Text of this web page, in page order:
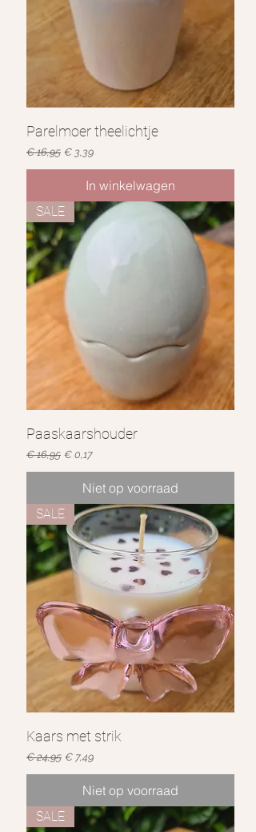
Parelmoer theelichtje
Normale prijs
€ 16,95 Verkoopprijs
€ 3,39
In winkelwagen
SALE
Paaskaarshouder
Normale prijs
€ 16,95 Verkoopprijs
€ 0,17
Niet op voorraad
SALE
Kaars met strik
Normale prijs
€ 24,95 Verkoopprijs
€ 7,49
Niet op voorraad
SALE